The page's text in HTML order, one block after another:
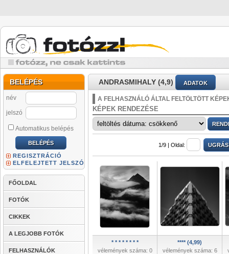
BELÉPÉS
név
jelszó
Automatikus belépés
REGISZTRÁCIÓ
ELFELEJTETT JELSZÓ
FŐOLDAL
FOTÓK
CIKKEK
A LEGJOBB FOTÓK
FELHASZNÁLÓK
ANDRASMIHALY (4,9) ADATOK
A FELHASZNÁLÓ ÁLTAL FELTÖLTÖTT
KÉPEK RENDEZÉSE
1/9 | Oldal:
* * * * * * * *
vélemények száma: 0
**** (4,99)
vélemények száma: 6